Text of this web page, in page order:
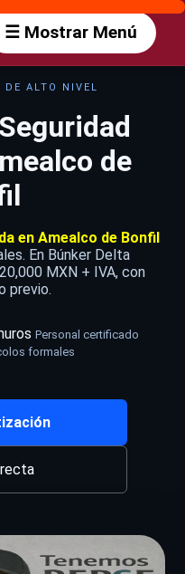
☰ Mostrar Menú
DE ALTO NIVEL
de
en Amealco de Bonfil
En Búnker Delta
MXN + IVA, con
previo.
Personal certificado
formales